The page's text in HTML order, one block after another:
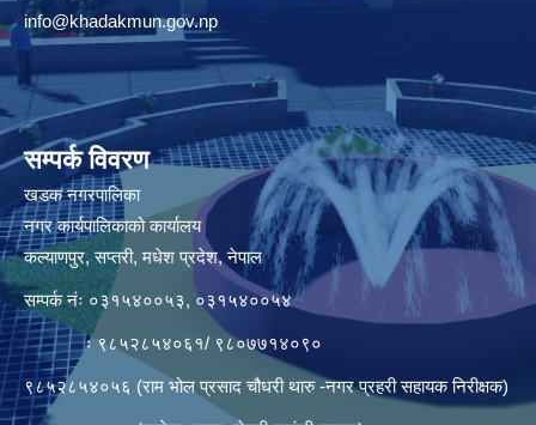
info@khadakmun.gov.np
सम्पर्क विवरण
खडक नगरपालिका
नगर कार्यपालिकाको कार्यालय
कल्याणपुर, सप्तरी, मधेश प्रदेश, नेपाल
सम्पर्क नंः ०३१५४००५३, ०३१५४००५४
ः ९८५२८५४०६१/ ९८०७७१४०९०
९८५२८५४०५६ (राम भोल प्रसाद चौधरी थारु -नगर प्रहरी सहायक निरीक्षक)